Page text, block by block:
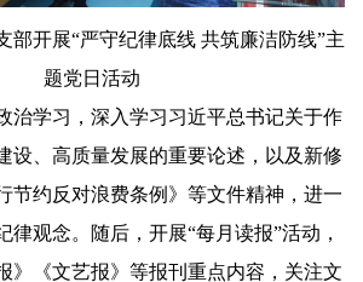
部开展“严守纪律底线 共筑廉洁防线”主
题党日活动
学习，深入学习习近平总书记关于作
设、高质量发展的重要论述，以及新修
节约反对浪费条例》等文件精神，进一
律观念。随后，开展“每月读报”活动，
》《文艺报》等报刊重点内容，关注文